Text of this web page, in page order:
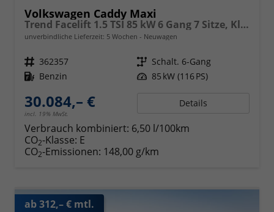
Volkswagen Caddy Maxi
Trend Facelift 1.5 TSI 85 kW 6 Gang 7 Sitze, Klimautomatik, Zuziehhilfe für Schiebetüren u. Heckklppe, App Connevt, Digital Cockpit PRO, PDC v+h, Full Assistenzsysteme, Radio, Navigationsvorbereitung
unverbindliche Lieferzeit: 5 Wochen Neuwagen
Fahrzeugnr. 362357 Getriebe Schalt. 6-Gang
Kraftstoff Benzin Leistung 85 kW (116 PS)
30.084,– €
incl. 19% MwSt.
Details
Verbrauch kombiniert: 6,50 l/100km
CO2-Klasse: E
CO2-Emissionen: 148,00 g/km
ab 312,– € mtl.